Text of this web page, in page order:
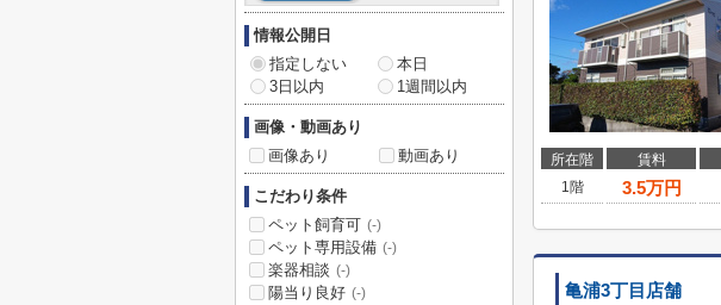
所在階 賃料
1階
3.5万円
亀浦3丁目店舗
情報公開日
指定しない
本日
3日以内
1週間以内
画像・動画あり
画像あり
動画あり
こだわり条件
ペット飼育可 (-)
ペット専用設備 (-)
楽器相談 (-)
陽当り良好 (-)